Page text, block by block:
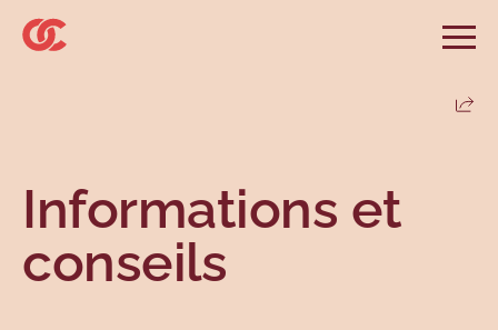
Sauter au menu principal
Sauter au champ de recherche
Sauter au contenu principal
Sauter au pied de page
Menu secondaire
Menu principal
Profils
Types
Informations et
conseils